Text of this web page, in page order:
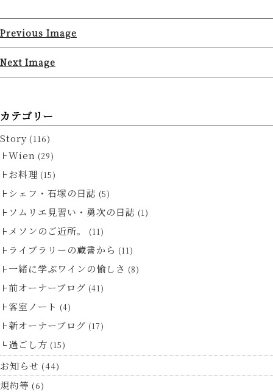
Previous Image
Next Image
カテゴリー
Story (116)
Wien (29)
お料理 (15)
シェフ・石塚の日誌 (5)
ソムリエ見習い・勇次の日誌 (1)
メソンのご近所。 (11)
ライブラリーの蔵書から (11)
一緒に学ぶワインの愉しさ (8)
前オーナーブログ (41)
客室ノート (4)
新オーナーブログ (17)
過ごし方 (15)
お知らせ (44)
規約等 (6)